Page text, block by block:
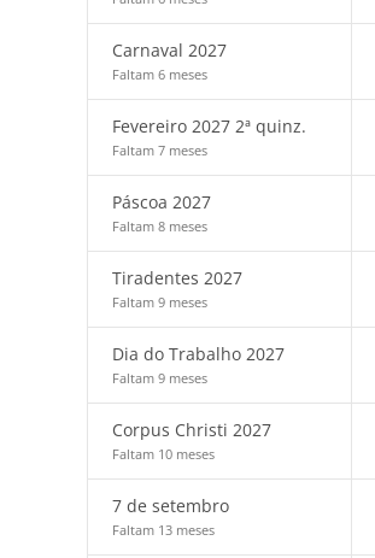
Carnaval 2027
Faltam 6 meses
Fevereiro 2027 2ª quinz.
Faltam 7 meses
Páscoa 2027
Faltam 8 meses
Tiradentes 2027
Faltam 9 meses
Dia do Trabalho 2027
Faltam 9 meses
Corpus Christi 2027
Faltam 10 meses
7 de setembro
Faltam 13 meses